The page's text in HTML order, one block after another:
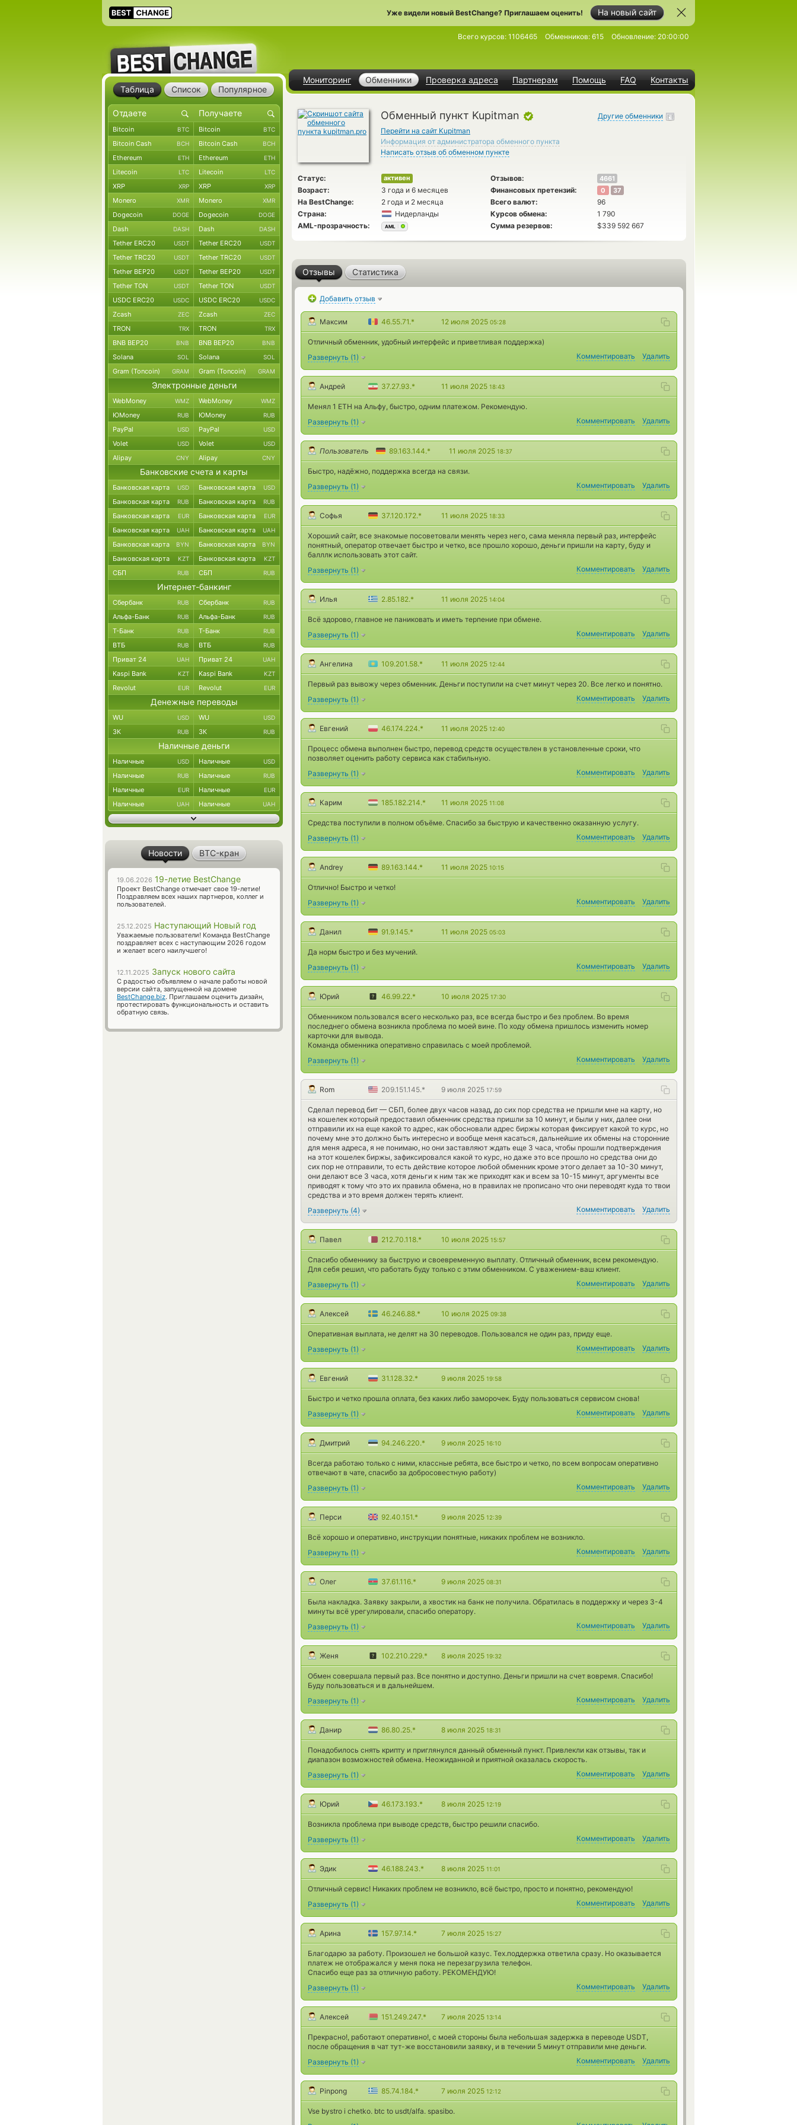
На новый сайт
Уже видели новый BestChange? Приглашаем оценить!
Мониторинг Обменники Проверка адреса Партнерам Помощь FAQ Контакты
Всего курсов: 1106465 Обменников: 615 Обновление: 20:00:00
Обменный пункт Kupitman
Перейти на сайт Kupitman
Информация от администратора обменного пункта
Написать отзыв об обменном пункте
Другие обменники
Статус: активен Отзывов: 4661
Возраст: 3 года и 6 месяцев Финансовых претензий: 0 37
На BestChange: 2 года и 2 месяца Всего валют:
96
Страна:
Нидерланды Курсов обмена:
1 790
AML-прозрачность:
AML Сумма резервов: $339 592 667
Отзывы Статистика
Добавить отзыв
Максим 46.55.71.* 12 июля 2025 05:28
Отличный обменник, удобный интерфейс и приветливая поддержка)
Развернуть (1) Комментировать Удалить
Андрей 37.27.93.* 11 июля 2025 18:43
Менял 1 ETH на Альфу, быстро, одним платежом. Рекомендую.
Развернуть (1) Комментировать Удалить
Пользователь 89.163.144.* 11 июля 2025 18:37
Быстро, надёжно, поддержка всегда на связи.
Развернуть (1) Комментировать Удалить
Софья 37.120.172.* 11 июля 2025 18:33
Хороший сайт, все знакомые посоветовали менять через него, сама меняла первый раз, интерфейс
понятный, оператор отвечает быстро и четко, все прошло хорошо, деньги пришли на карту, буду и
балллк использовать этот сайт.
Развернуть (1) Комментировать Удалить
Илья 2.85.182.* 11 июля 2025 14:04
Всё здорово, главное не паниковать и иметь терпение при обмене.
Развернуть (1) Комментировать Удалить
Ангелина 109.201.58.* 11 июля 2025 12:44
Первый раз вывожу через обменник. Деньги поступили на счет минут через 20. Все легко и понятно.
Развернуть (1) Комментировать Удалить
Евгений 46.174.224.* 11 июля 2025 12:40
Процесс обмена выполнен быстро, перевод средств осуществлен в установленные сроки, что
позволяет оценить работу сервиса как стабильную.
Развернуть (1) Комментировать Удалить
Карим 185.182.214.* 11 июля 2025 11:08
Средства поступили в полном объёме. Спасибо за быструю и качественно оказанную услугу.
Развернуть (1) Комментировать Удалить
Andrey 89.163.144.* 11 июля 2025 10:15
Отлично! Быстро и четко!
Развернуть (1) Комментировать Удалить
Данил 91.9.145.* 11 июля 2025 05:03
Да норм быстро и без мучений.
Развернуть (1) Комментировать Удалить
Юрий 46.99.22.* 10 июля 2025 17:30
Обменником пользовался всего несколько раз, все всегда быстро и без проблем. Во время
последнего обмена возникла проблема по моей вине. По ходу обмена пришлось изменить номер
карточки для вывода.
Команда обменника оперативно справилась с моей проблемой.
Развернуть (1) Комментировать Удалить
Rom 209.151.145.* 9 июля 2025 17:59
Сделал перевод бит — СБП, более двух часов назад, до сих пор средства не пришли мне на карту, но
на кошелек который предоставил обменник средства пришли за 10 минут, и были у них, далее они
отправили их на еще какой то адрес, как обосновали адрес биржы которая фиксирует какой то курс, но
почему мне это должно быть интересно и вообще меня касаться, дальнейшие их обмены на сторонние
для меня адреса, я не понимаю, но они заставляют ждать еще 3 часа, чтобы прошли подтверждения
на этот кошелек биржы, зафиксировался какой то курс, но даже это все прошло но средства они до
сих пор не отправили, то есть действие которое любой обменник кроме этого делает за 10-30 минут,
они делают все 3 часа, хотя деньги к ним так же приходят как и всем за 10-15 минут, аргументы все
приводят к тому что это их правила обмена, но в правилах не прописано что они переводят куда то твои
средства и это время должен терять клиент.
Развернуть (4) Комментировать Удалить
Павел 212.70.118.* 10 июля 2025 15:57
Спасибо обменнику за быструю и своевременную выплату. Отличный обменник, всем рекомендую.
Для себя решил, что работать буду только с этим обменником. С уважением-ваш клиент.
Развернуть (1) Комментировать Удалить
Алексей 46.246.88.* 10 июля 2025 09:38
Оперативная выплата, не делят на 30 переводов. Пользовался не один раз, приду еще.
Развернуть (1) Комментировать Удалить
Евгений 31.128.32.* 9 июля 2025 19:58
Быстро и четко прошла оплата, без каких либо заморочек. Буду пользоваться сервисом снова!
Развернуть (1) Комментировать Удалить
Дмитрий 94.246.220.* 9 июля 2025 16:10
Всегда работаю только с ними, классные ребята, все быстро и четко, по всем вопросам оперативно
отвечают в чате, спасибо за добросовестную работу)
Развернуть (1) Комментировать Удалить
Перси 92.40.151.* 9 июля 2025 12:39
Всё хорошо и оперативно, инструкции понятные, никаких проблем не возникло.
Развернуть (1) Комментировать Удалить
Олег 37.61.116.* 9 июля 2025 08:31
Была накладка. Заявку закрыли, а хвостик на банк не получила. Обратилась в поддержку и через 3-4
минуты всё урегулировали, спасибо оператору.
Развернуть (1) Комментировать Удалить
Женя 102.210.229.* 8 июля 2025 19:32
Обмен совершала первый раз. Все понятно и доступно. Деньги пришли на счет вовремя. Спасибо!
Буду пользоваться и в дальнейшем.
Развернуть (1) Комментировать Удалить
Данир 86.80.25.* 8 июля 2025 18:31
Понадобилось снять крипту и приглянулся данный обменный пункт. Привлекли как отзывы, так и
диапазон возможностей обмена. Неожиданной и приятной оказалась скорость.
Развернуть (1) Комментировать Удалить
Юрий 46.173.193.* 8 июля 2025 12:19
Возникла проблема при выводе средств, быстро решили спасибо.
Развернуть (1) Комментировать Удалить
Эдик 46.188.243.* 8 июля 2025 11:01
Отличный сервис! Никаких проблем не возникло, всё быстро, просто и понятно, рекомендую!
Развернуть (1) Комментировать Удалить
Арина 157.97.14.* 7 июля 2025 15:27
Благодарю за работу. Произошел не большой казус. Тех.поддержка ответила сразу. Но оказывается
платеж не отображался у меня пока не перезагрузила телефон.
Спасибо еще раз за отличную работу. РЕКОМЕНДУЮ!
Развернуть (1) Комментировать Удалить
Алексей 151.249.247.* 7 июля 2025 13:14
Прекрасно!, работают оперативно!, с моей стороны была небольшая задержка в переводе USDT,
после обращения в чат тут-же восстановили заявку, и в течении 5 минут отправили мне деньги.
Развернуть (1) Комментировать Удалить
Pinpong 85.74.184.* 7 июля 2025 12:12
Vse bystro i chetko. btc to usdt/alfa. spasibo.
Таблица Список Популярное
Bitcoin BTC Bitcoin BTC
Bitcoin Cash BCH Bitcoin Cash BCH
Ethereum ETH Ethereum ETH
Litecoin LTC Litecoin LTC
XRP XRP XRP XRP
Monero XMR Monero XMR
Dogecoin DOGE Dogecoin DOGE
Dash DASH Dash DASH
Tether ERC20 USDT Tether ERC20 USDT
Tether TRC20 USDT Tether TRC20 USDT
Tether BEP20 USDT Tether BEP20 USDT
Tether TON USDT Tether TON USDT
USDC ERC20 USDC USDC ERC20 USDC
Zcash ZEC Zcash ZEC
TRON TRX TRON TRX
BNB BEP20 BNB BNB BEP20 BNB
Solana SOL Solana SOL
Gram (Toncoin) GRAM Gram (Toncoin) GRAM
Электронные деньги
WebMoney WMZ WebMoney WMZ
ЮMoney RUB ЮMoney RUB
PayPal USD PayPal USD
Volet USD Volet USD
Alipay CNY Alipay CNY
Банковские счета и карты
Банковская карта USD Банковская карта USD
Банковская карта RUB Банковская карта RUB
Банковская карта EUR Банковская карта EUR
Банковская карта UAH Банковская карта UAH
Банковская карта BYN Банковская карта BYN
Банковская карта KZT Банковская карта KZT
СБП RUB СБП RUB
Интернет-банкинг
Сбербанк RUB Сбербанк RUB
Альфа-Банк RUB Альфа-Банк RUB
Т-Банк RUB Т-Банк RUB
ВТБ RUB ВТБ RUB
Приват 24 UAH Приват 24 UAH
Kaspi Bank KZT Kaspi Bank KZT
Revolut EUR Revolut EUR
Денежные переводы
WU USD WU USD
ЗК RUB ЗК RUB
Наличные деньги
Наличные USD Наличные USD
Наличные RUB Наличные RUB
Наличные EUR Наличные EUR
Наличные UAH Наличные UAH
Новости BTC-кран
19.06.2026 19-летие BestChange
Проект BestChange отмечает свое 19-летие!
Поздравляем всех наших партнеров, коллег и
пользователей.
25.12.2025 Наступающий Новый год
Уважаемые пользователи! Команда BestChange
поздравляет всех с наступающим 2026 годом
и желает всего наилучшего!
12.11.2025 Запуск нового сайта
С радостью объявляем о начале работы новой
версии сайта, запущенной на домене
BestChange.biz. Приглашаем оценить дизайн,
протестировать функциональность и оставить
обратную связь.